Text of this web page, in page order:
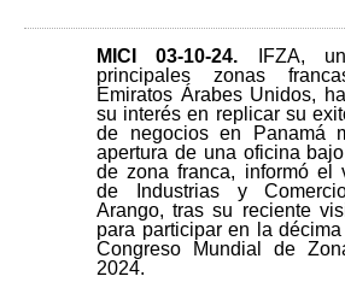
MICI 03-10-24.
IFZA,
principales zonas
Emiratos Árabes Unidos,
su interés en replicar su
de negocios en Panamá
apertura de una oficina
de zona franca, informó el
de Industrias y
Arango, tras su reciente
para participar en la
Congreso Mundial de
2024.